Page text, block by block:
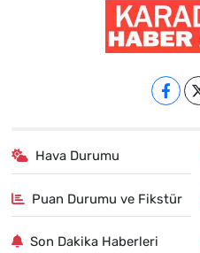
Hava Durumu
Puan Durumu ve Fikstür
Son Dakika Haberleri